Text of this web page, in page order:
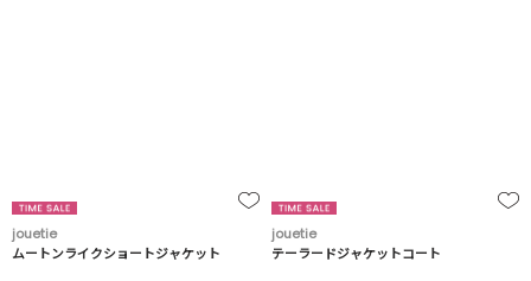
jouetie
ムートンライクショートジャケット
jouetie
テーラードジャケットコート